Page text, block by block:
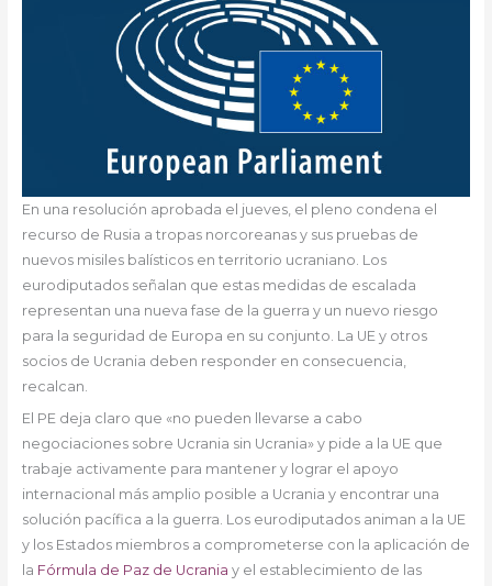
En una resolución aprobada el jueves, el pleno condena el
recurso de Rusia a tropas norcoreanas y sus pruebas de
nuevos misiles balísticos en territorio ucraniano. Los
eurodiputados señalan que estas medidas de escalada
representan una nueva fase de la guerra y un nuevo riesgo
para la seguridad de Europa en su conjunto. La UE y otros
socios de Ucrania deben responder en consecuencia,
recalcan.
El PE deja claro que «no pueden llevarse a cabo
negociaciones sobre Ucrania sin Ucrania» y pide a la UE que
trabaje activamente para mantener y lograr el apoyo
internacional más amplio posible a Ucrania y encontrar una
solución pacífica a la guerra. Los eurodiputados animan a la UE
y los Estados miembros a comprometerse con la aplicación de
la Fórmula de Paz de Ucrania y el establecimiento de las